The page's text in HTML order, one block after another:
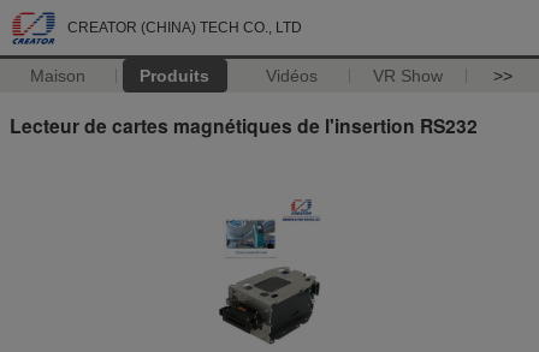
CREATOR (CHINA) TECH CO., LTD
Maison Produits Vidéos VR Show >>
Lecteur de cartes magnétiques de l'insertion RS232